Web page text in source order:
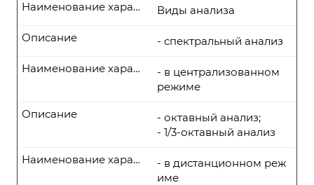
Виды анализа
Наименование характеристики
- спектральный анализ
Описание
- в централизованном
режиме
Наименование характеристики
- октавный анализ;
- 1/3-октавный анализ
Описание
- в дистанционном реж
име
Наименование характеристики